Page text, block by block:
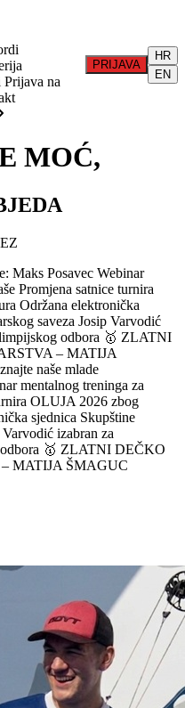
Prijava na
PRIJAVA
HR
EN
MOĆ,
Maks Posavec Webinar
Promjena satnice turnira
Održana elektronička
saveza Josip Varvodić
odbora 🥇 ZLATNI
– MATIJA
naše mlade
mentalnog treninga za
OLUJA 2026 zbog
sjednica Skupštine
Varvodić izabran za
🥇 ZLATNI DEČKO
MATIJA ŠMAGUC